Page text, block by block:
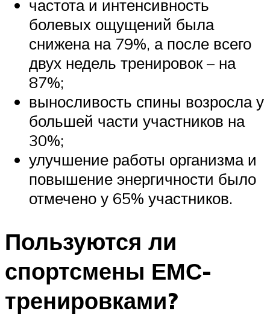
частота и интенсивность
болевых ощущений была
снижена на 79%, а после всего
двух недель тренировок – на
87%;
выносливость спины возросла у
большей части участников на
30%;
улучшение работы организма и
повышение энергичности было
отмечено у 65% участников.
Пользуются ли
спортсмены ЕМС-
тренировками?